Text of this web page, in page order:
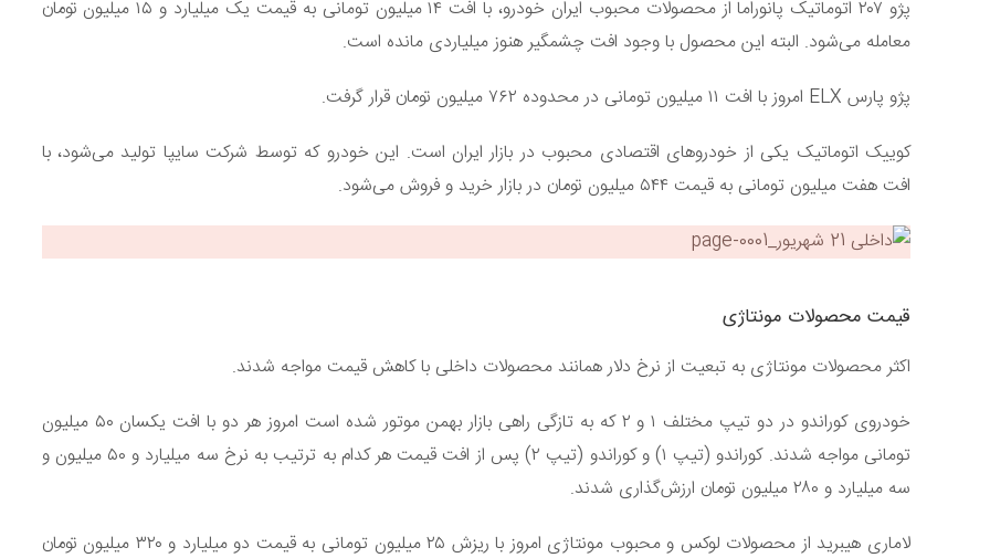
پژو ۲۰۷ اتوماتیک پانوراما از محصولات محبوب ایران خودرو، با افت ۱۴ میلیون تومانی به قیمت یک میلیارد و ۱۵ میلیون تومان
معامله می‌شود. البته این محصول با وجود افت چشمگیر هنوز میلیاردی مانده است.
پژو پارس ELX امروز با افت ۱۱ میلیون تومانی در محدوده ۷۶۲ میلیون تومان قرار گرفت.
کوییک اتوماتیک یکی از خودروهای اقتصادی محبوب در بازار ایران است. این خودرو که توسط شرکت سایپا تولید می‌شود، با
افت هفت میلیون تومانی به قیمت ۵۴۴ میلیون تومان در بازار خرید و فروش می‌شود.
قیمت محصولات مونتاژی
اکثر محصولات مونتاژی به تبعیت از نرخ دلار همانند محصولات داخلی با کاهش قیمت مواجه شدند.
خودروی کوراندو در دو تیپ مختلف ۱ و ۲ که به تازگی راهی بازار بهمن موتور شده است امروز هر دو با افت یکسان ۵۰ میلیون
تومانی مواجه شدند. کوراندو (تیپ ۱) و کوراندو (تیپ ۲) پس از افت قیمت هر کدام به ترتیب به نرخ سه میلیارد و ۵۰ میلیون و
سه میلیارد و ۲۸۰ میلیون تومان ارزش‌گذاری شدند.
لاماری هیبرید از محصولات لوکس و محبوب مونتاژی امروز با ریزش ۲۵ میلیون تومانی به قیمت دو میلیارد و ۳۲۰ میلیون تومان